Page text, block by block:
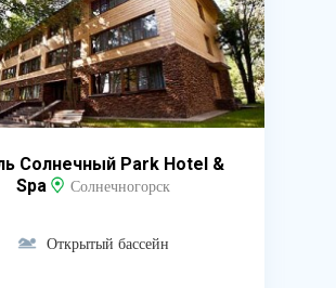
Солнечный Park Hotel &
Spa
Солнечногорск
Открытый бассейн